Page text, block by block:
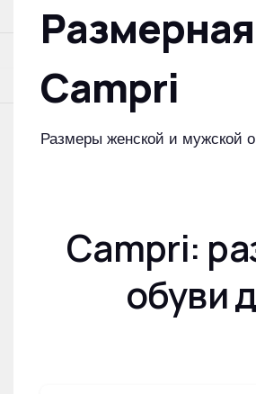
Campri
Размеры женской и мужской
Campri:
обуви